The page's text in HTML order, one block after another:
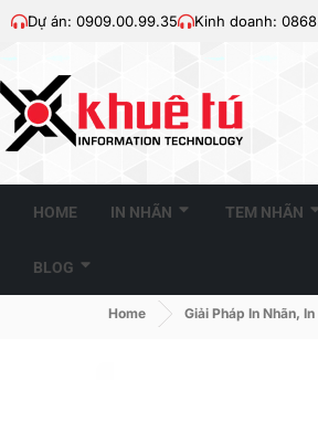
Dự án: 0909.00.99.35 Kinh doanh:
HOME IN NHÃN TEM NHÃN
BLOG
Home Giải Pháp In Nhãn, In